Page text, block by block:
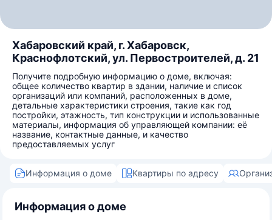
Хабаровский край, г. Хабаровск,
Краснофлотский, ул. Первостроителей, д. 21
Получите подробную информацию о доме, включая:
общее количество квартир в здании, наличие и список
организаций или компаний, расположенных в доме,
детальные характеристики строения, такие как год
постройки, этажность, тип конструкции и использованные
материалы, информация об управляющей компании: её
название, контактные данные, и качество
предоставляемых услуг
Информация о доме Квартиры по адресу
Информация о доме